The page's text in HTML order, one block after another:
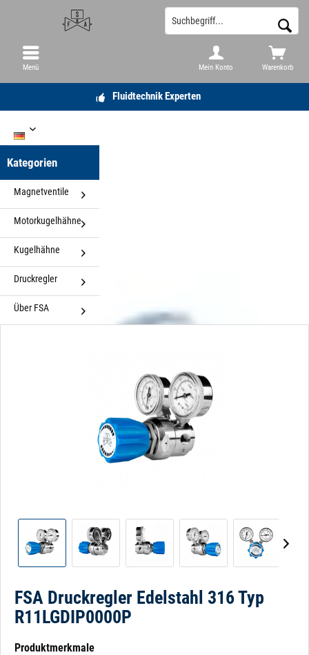
Fluidtechnik Experten
Warenkorb
Mein Konto
Menü
Kategorien
Magnetventile
Motorkugelhähne
Kugelhähne
Druckregler
Über FSA
FSA Druckregler Edelstahl 316 Typ
R11LGDIP0000P
Produktmerkmale